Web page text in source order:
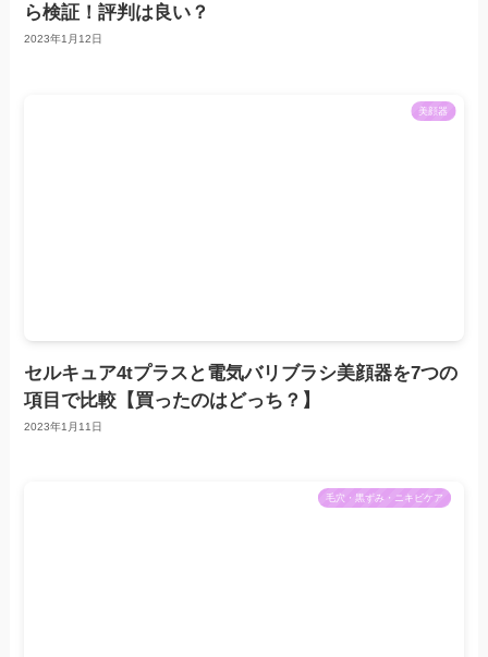
ら検証！評判は良い？
2023年1月12日
美顔器
セルキュア4tプラスと電気バリブラシ美顔器を7つの
項目で比較【買ったのはどっち？】
2023年1月11日
毛穴・黒ずみ・ニキビケア